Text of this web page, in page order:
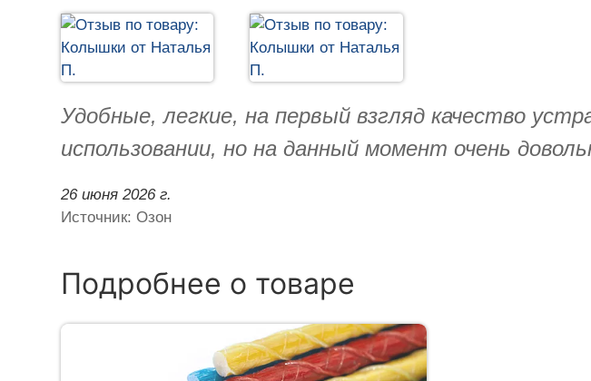
Удобные, легкие, на первый взгляд качество
использовании, но на данный момент очень
26 июня 2026 г.
Источник: Озон
Подробнее о товаре